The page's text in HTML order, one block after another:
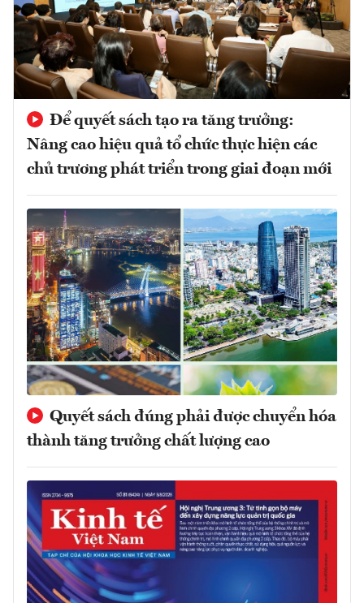
Để quyết sách tạo ra tăng trưởng:
Nâng cao hiệu quả tổ chức thực hiện các
chủ trương phát triển trong giai đoạn mới
Quyết sách đúng phải được chuyển hóa
thành tăng trưởng chất lượng cao